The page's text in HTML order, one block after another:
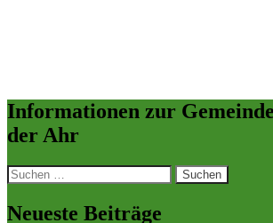
Informationen zur
der Ahr
Suchen
nach:
Neueste Beiträge